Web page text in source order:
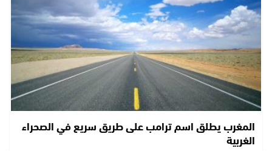
المغرب يطلق اسم ترامب على طريق سريع في الصحراء
الغربية